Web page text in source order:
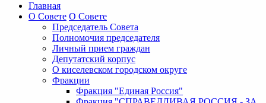
Главная
О Совете О Совете
Председатель Совета
Полномочия председателя
Личный прием граждан
Депутатский корпус
О киселевском городском округе
Фракции
Фракция "Единая Россия"